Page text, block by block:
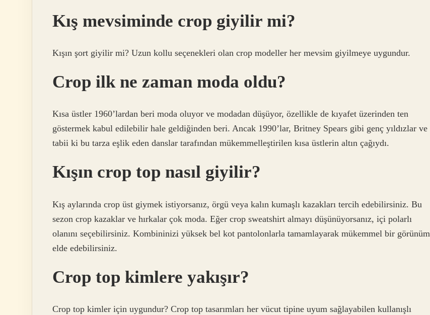
Kış mevsiminde crop giyilir mi?
Kışın şort giyilir mi? Uzun kollu seçenekleri olan crop modeller her mevsim giyilmeye uygundur.
Crop ilk ne zaman moda oldu?
Kısa üstler 1960’lardan beri moda oluyor ve modadan düşüyor, özellikle de kıyafet üzerinden ten
göstermek kabul edilebilir hale geldiğinden beri. Ancak 1990’lar, Britney Spears gibi genç yıldızlar ve
tabii ki bu tarza eşlik eden danslar tarafından mükemmelleştirilen kısa üstlerin altın çağıydı.
Kışın crop top nasıl giyilir?
Kış aylarında crop üst giymek istiyorsanız, örgü veya kalın kumaşlı kazakları tercih edebilirsiniz. Bu
sezon crop kazaklar ve hırkalar çok moda. Eğer crop sweatshirt almayı düşünüyorsanız, içi polarlı
olanını seçebilirsiniz. Kombininizi yüksek bel kot pantolonlarla tamamlayarak mükemmel bir görünüm
elde edebilirsiniz.
Crop top kimlere yakışır?
Crop top kimler için uygundur? Crop top tasarımları her vücut tipine uyum sağlayabilen kullanışlı